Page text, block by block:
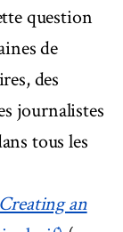
question
de
des
journalistes
tous les
Creating an